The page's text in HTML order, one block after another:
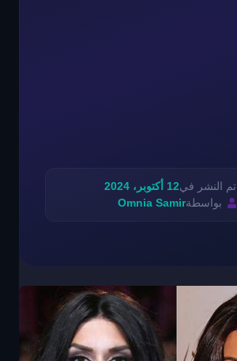
تم النشر في12 أكتوبر، 2024
بواسطةOmnia Samir